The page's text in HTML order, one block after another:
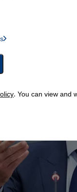
Youtube Embed
. You can view and